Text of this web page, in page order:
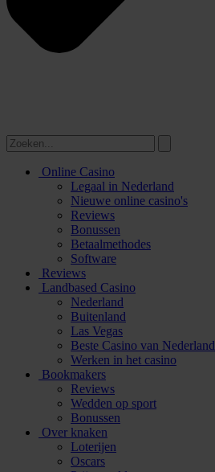
Online Casino
Legaal in Nederland
Nieuwe online casino's
Reviews
Bonussen
Betaalmethodes
Software
Reviews
Landbased Casino
Nederland
Buitenland
Las Vegas
Beste Casino van Nederland
Werken in het casino
Bookmakers
Reviews
Wedden op sport
Bonussen
Over knaken
Loterijen
Oscars